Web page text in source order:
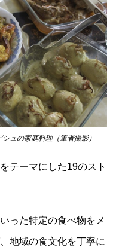
ュの家庭料理（筆者撮影）
テーマにした19のスト
った特定の食べ物をメ
地域の食文化を丁寧に